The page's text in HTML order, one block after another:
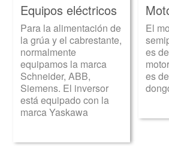
Equipos eléctricos
Para la alimentación de
la grúa y el cabrestante,
normalmente
equipamos la marca
Schneider, ABB,
Siemens. El inversor
está equipado con la
marca Yaskawa
El
es
es